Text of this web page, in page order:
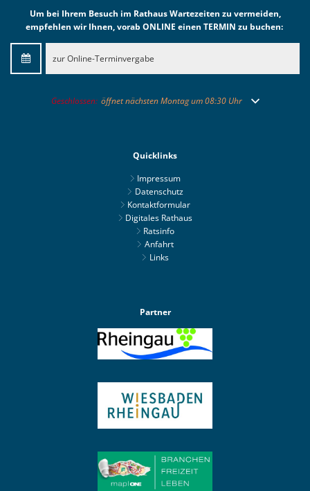
Um bei Ihrem Besuch im Rathaus Wartezeiten zu vermeiden,
empfehlen wir Ihnen, vorab ONLINE einen TERMIN zu buchen:
zur Online-Terminvergabe
Klicken, um weitere Öffnungs- oder Schließzeiten auszublenden
Geschlossen: öffnet nächsten Montag um 08:30 Uhr
Quicklinks
Impressum
Datenschutz
Kontaktformular
Digitales Rathaus
Ratsinfo
Anfahrt
Links
Partner